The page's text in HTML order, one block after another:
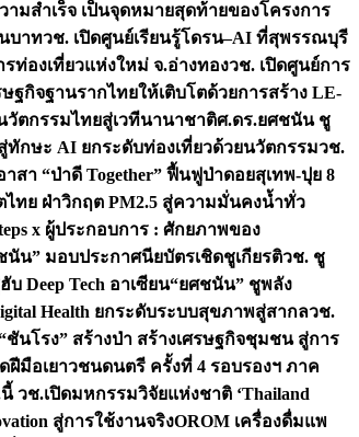
ามสำเร็จ เป็นจุดหมายสุดท้ายของโครงการ
นบาทวช. เปิดศูนย์เรียนรู้โดรน–AI ที่สุพรรณบุรี
ท่องเที่ยวแห่งใหม่ จ.อ่างทองวช. เปิดศูนย์การ
ฐกิจฐานรากไทยให้เติบโตด้วยการสร้าง LE-
วัตกรรมไทยสู่เวทีนานาชาติศ.ดร.ยศชนัน ชู
กษะ AI ยกระดับท่องเที่ยวด้วยนวัตกรรมวช.
า “ป่าดี Together” ฟื้นฟูป่าดอยสุเทพ-ปุย 8
ทย ฝ่าวิกฤต PM2.5 สู่ความมั่นคงน้ำทั่ว
x ผู้ประกอบการ : ศักยภาพของ
นัน” มอบประกาศนียบัตรเชิดชูเกียรติวช. ชู
Deep Tech อาเซียน“ยศชนัน” ชูพลัง
Health ยกระดับระบบสุขภาพสู่สากลวช.
นโรง” สร้างป่า สร้างเศรษฐกิจชุมชน สู่การ
มือเยาวชนดนตรี ครั้งที่ 4 รอบรองฯ ภาค
นี้ วช.เปิดมหกรรมวิจัยแห่งชาติ ‘Thailand
สู่การใช้งานจริงOROM เครื่องดื่มแพ